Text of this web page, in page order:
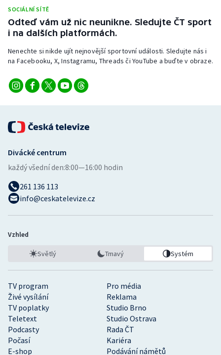
SOCIÁLNÍ SÍTĚ
Odteď vám už nic neunikne. Sledujte ČT sport
i na dalších platformách.
Nenechte si nikde ujít nejnovější sportovní události. Sledujte nás i
na Facebooku, X, Instagramu, Threads či YouTube a buďte v obraze.
TV program
Pro média
Živé vysílání
Reklama
TV poplatky
Studio Brno
Teletext
Studio Ostrava
Podcasty
Rada ČT
Počasí
Kariéra
E-shop
Podávání námětů
Divácké centrum
každý všední den:8:00—16:00 hodin
261 136 113
info@ceskatelevize.cz
Vzhled
Světlý Tmavý Systém